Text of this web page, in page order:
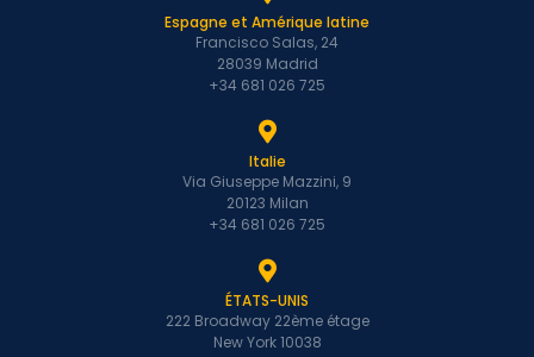
Espagne et Amérique latine
Francisco Salas, 24
28039 Madrid
+34 681 026 725
Italie
Via Giuseppe Mazzini, 9
20123 Milan
+34 681 026 725
ÉTATS-UNIS
222 Broadway 22ème étage
New York 10038